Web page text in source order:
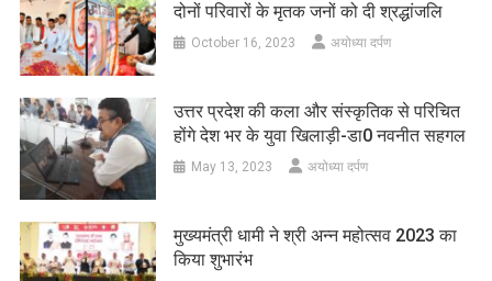
दोनों परिवारों के मृतक जनों को दी श्रद्धांजलि
October 16, 2023 अयोध्या दर्पण
उत्तर प्रदेश की कला और संस्कृतिक से परिचित
होंगे देश भर के युवा खिलाड़ी-डा0 नवनीत सहगल
May 13, 2023 अयोध्या दर्पण
मुख्यमंत्री धामी ने श्री अन्न महोत्सव 2023 का
किया शुभारंभ